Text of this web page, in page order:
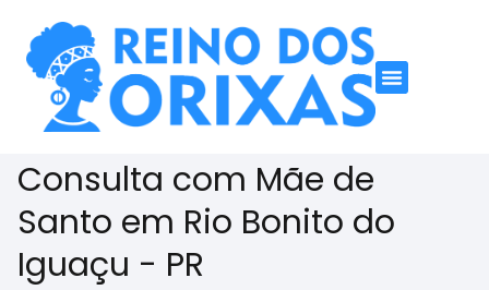
Consulta com Mãe de
Santo em Rio Bonito do
Iguaçu - PR